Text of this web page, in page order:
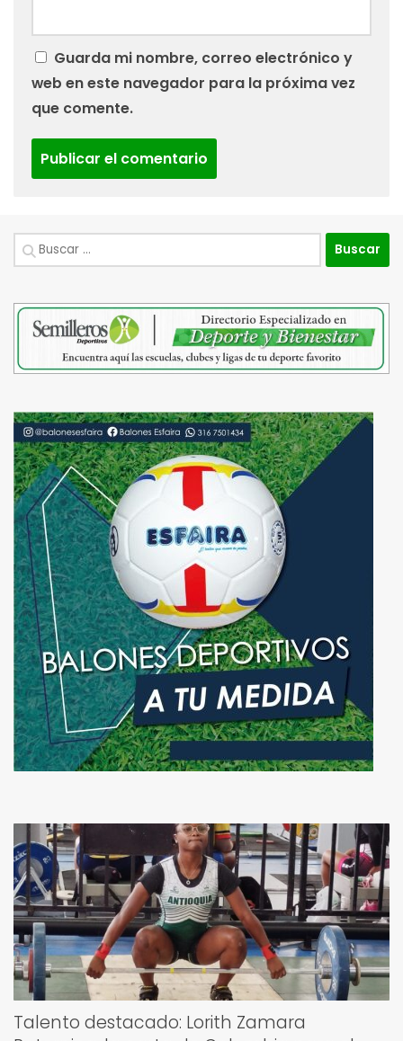
Guarda mi nombre, correo electrónico y
web en este navegador para la próxima vez
que comente.
Buscar:
Talento destacado: Lorith Zamara